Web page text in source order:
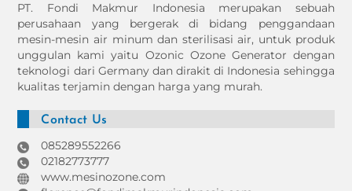
Top
PT. Fondi Makmur Indonesia merupakan sebuah
perusahaan yang bergerak di bidang penggandaan
mesin-mesin air minum dan sterilisasi air, untuk produk
unggulan kami yaitu Ozonic Ozone Generator dengan
teknologi dari Germany dan dirakit di Indonesia sehingga
kualitas terjamin dengan harga yang murah.
Contact Us
085289552266
02182773777
www.mesinozone.com